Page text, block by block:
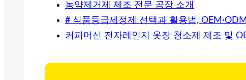
농약제거제 제조 전문 공장 소개
# 식품등급세정제 선택과 활용법,
커피머신 전자레인지 옷장 청소제 제조 및